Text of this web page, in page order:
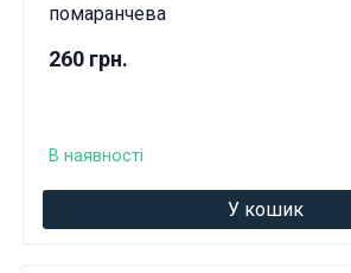
помаранчева
260 грн.
В наявності
У кошик